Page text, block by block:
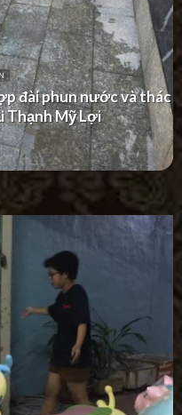
tại Khu Dân Cư Hà Đô